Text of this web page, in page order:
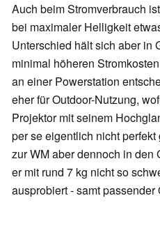
Auch beim Stromverbrauch
bei maximaler Helligkeit
Unterschied hält sich aber in
minimal höheren
an einer Powerstation
eher für Outdoor-Nutzung,
Projektor mit seinem
per se eigentlich nicht
zur WM aber dennoch in den
er mit rund 7 kg nicht so
ausprobiert - samt passender